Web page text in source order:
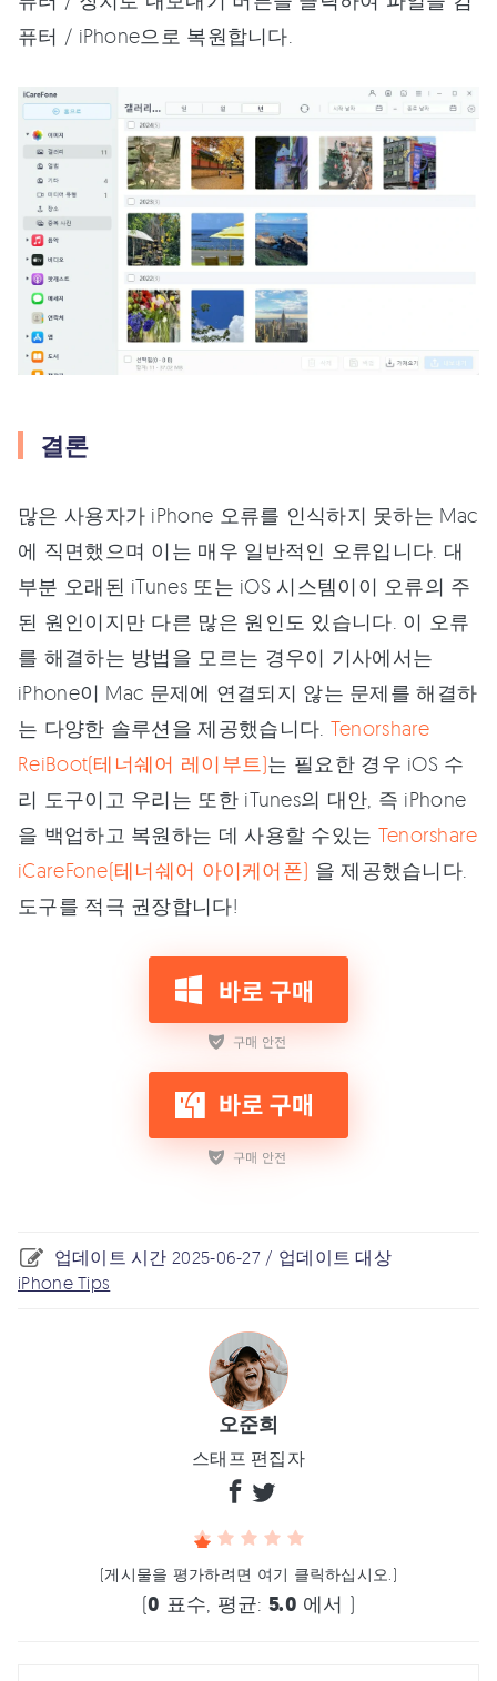
퓨터 / iPhone으로 복원합니다.
결론
많은 사용자가 iPhone 오류를 인식하지 못하는 Mac
에 직면했으며 이는 매우 일반적인 오류입니다. 대
부분 오래된 iTunes 또는 iOS 시스템이이 오류의 주
된 원인이지만 다른 많은 원인도 있습니다. 이 오류
를 해결하는 방법을 모르는 경우이 기사에서는
iPhone이 Mac 문제에 연결되지 않는 문제를 해결하
는 다양한 솔루션을 제공했습니다. Tenorshare
ReiBoot(테너쉐어 레이부트)는 필요한 경우 iOS 수
리 도구이고 우리는 또한 iTunes의 대안, 즉 iPhone
을 백업하고 복원하는 데 사용할 수있는 Tenorshare
iCareFone(테너쉐어 아이케어폰) 을 제공했습니다.
도구를 적극 권장합니다!
업데이트 시간 2025-06-27 / 업데이트 대상
iPhone Tips
오준희
스태프 편집자
(게시물을 평가하려면 여기 클릭하십시오.)
(0 표수, 평균: 5.0 에서 )